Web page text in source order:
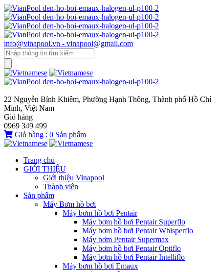
info@vinapool.vn - vinapool@gmail.com
22 Nguyễn Bỉnh Khiêm, Phường Hạnh Thông, Thành phố Hồ Chí
Minh, Việt Nam
Giỏ hàng
0969 349 499
Giỏ hàng : 0 Sản phẩm
Trang chủ
GIỚI THIỆU
Giới thiệu Vinapool
Thành viên
Sản phẩm
Máy Bơm hồ bơi
Máy bơm hồ bơi Pentair
Máy bơm hồ bơi Pentair Superflo
Máy bơm hồ bơi Pentair Whisperflo
Máy bơm Pentair Supermax
Máy bơm hồ bơi Pentair Optiflo
Máy bơm hồ bơi Pentair Intelliflo
Máy bơm hồ bơi Emaux